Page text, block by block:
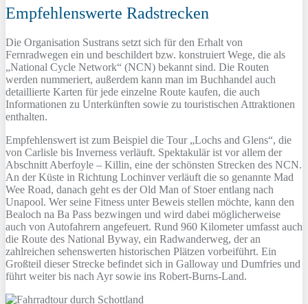
Empfehlenswerte Radstrecken
Die Organisation Sustrans setzt sich für den Erhalt von
Fernradwegen ein und beschildert bzw. konstruiert Wege, die als
„National Cycle Network“ (NCN) bekannt sind. Die Routen
werden nummeriert, außerdem kann man im Buchhandel auch
detaillierte Karten für jede einzelne Route kaufen, die auch
Informationen zu Unterkünften sowie zu touristischen Attraktionen
enthalten.
Empfehlenswert ist zum Beispiel die Tour „Lochs and Glens“, die
von Carlisle bis Inverness verläuft. Spektakulär ist vor allem der
Abschnitt Aberfoyle – Killin, eine der schönsten Strecken des NCN.
An der Küste in Richtung Lochinver verläuft die so genannte Mad
Wee Road, danach geht es der Old Man of Stoer entlang nach
Unapool. Wer seine Fitness unter Beweis stellen möchte, kann den
Bealoch na Ba Pass bezwingen und wird dabei möglicherweise
auch von Autofahrern angefeuert. Rund 960 Kilometer umfasst auch
die Route des National Byway, ein Radwanderweg, der an
zahlreichen sehenswerten historischen Plätzen vorbeiführt. Ein
Großteil dieser Strecke befindet sich in Galloway und Dumfries und
führt weiter bis nach Ayr sowie ins Robert-Burns-Land.